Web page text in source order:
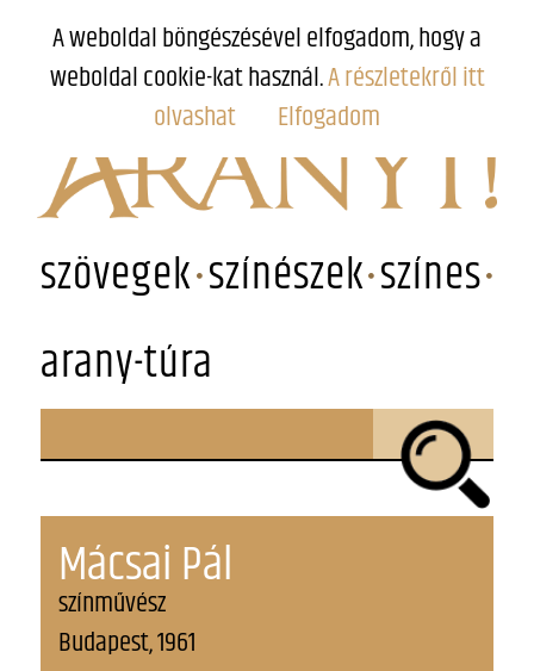
szövegek színészek színes
arany-túra
Mácsai Pál
színművész
Budapest, 1961
A weboldal böngészésével elfogadom, hogy a
weboldal cookie-kat használ.A részletekről itt
olvashat
Elfogadom